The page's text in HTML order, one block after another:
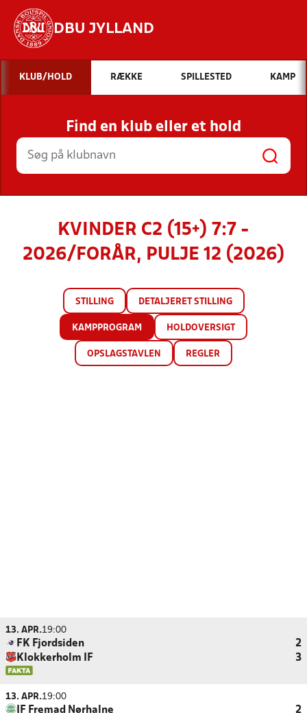
DBU JYLLAND
Hvad vil du søge efter?
INDHOLD OG NYHEDER
STILLINGER, RESULTATER, KLUBBER OG
HOLD
KLUB/HOLD RÆKKE SPILLESTED KAMP
Find en klub eller et hold
KVINDER C2 (15+) 7:7 -
2026/FORÅR, PULJE 12 (2026)
STILLING DETALJERET STILLING
KAMPPROGRAM HOLDOVERSIGT
OPSLAGSTAVLEN REGLER
13. APR.19:00
FK Fjordsiden
2
Klokkerholm IF
3
13. APR.19:00
IF Fremad Nørhalne
2